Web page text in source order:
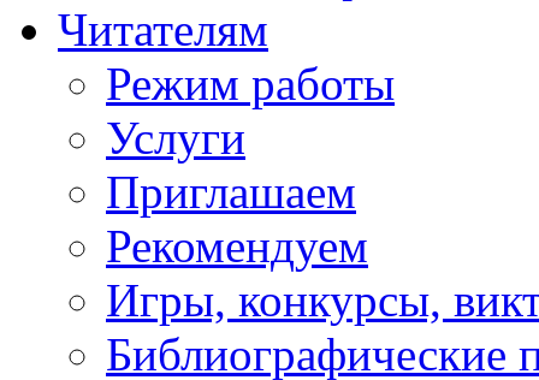
Читателям
Режим работы
Услуги
Приглашаем
Рекомендуем
Игры, конкурсы,
Библиографические